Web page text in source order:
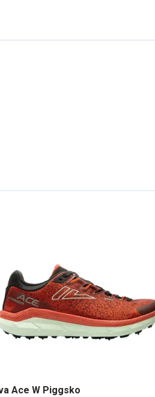
Ace W Piggsko